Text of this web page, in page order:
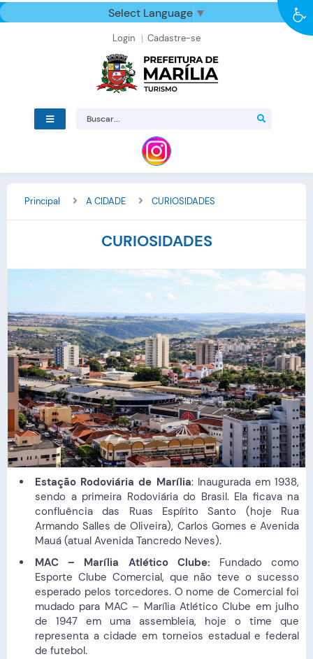
Select Language ▼
Login Cadastre-se
Principal A CIDADE CURIOSIDADES
CURIOSIDADES
Estação Rodoviária de Marília: Inaugurada em 1938,
sendo a primeira Rodoviária do Brasil. Ela ficava na
confluência das Ruas Espírito Santo (hoje Rua
Armando Salles de Oliveira), Carlos Gomes e Avenida
Mauá (atual Avenida Tancredo Neves).
MAC – Marília Atlético Clube: Fundado como
Esporte Clube Comercial, que não teve o sucesso
esperado pelos torcedores. O nome de Comercial foi
mudado para MAC – Marília Atlético Clube em julho
de 1947 em uma assembleia, hoje o time que
representa a cidade em torneios estadual e federal
de futebol.